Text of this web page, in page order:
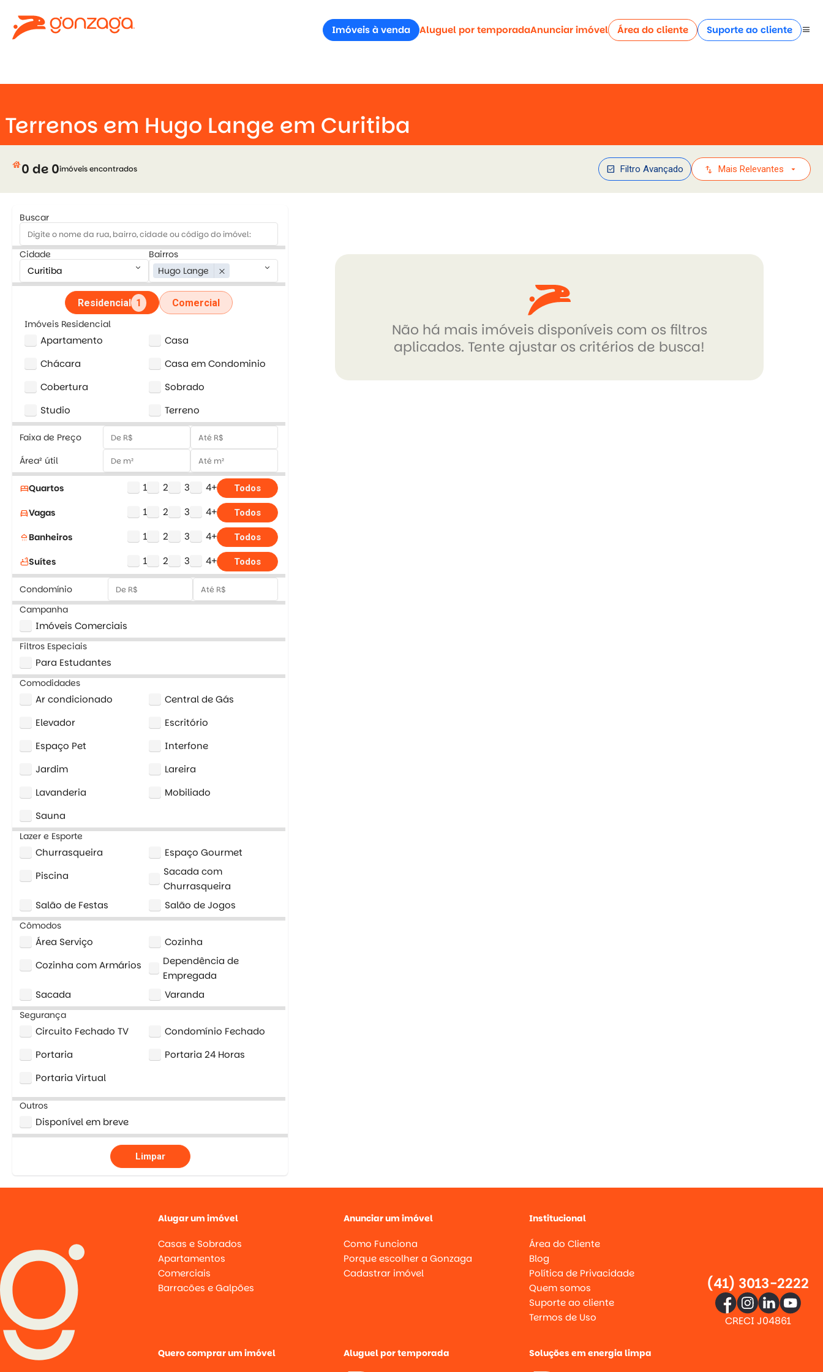
Imóveis à venda Aluguel por temporadaAnunciar imóvel Área do cliente Suporte ao cliente menu
Terrenos em Hugo Lange em Curitiba
house0 de 0imóveis encontrados check_box Filtro Avançado swap_vert Mais Relevantes arrow_drop_down
Buscar
Cidade
keyboard_arrow_down
Bairros
Hugo Lange
close keyboard_arrow_down
Residencial 1 Comercial
Imóveis Residencial
Apartamento
Casa
Chácara
Casa em Condominio
Cobertura
Sobrado
Studio
Terreno
Faixa de Preço
Área² útil
bedQuartos 1 2 3 4+ Todos
directions_carVagas 1 2 3 4+ Todos
shower Banheiros 1 2 3 4+ Todos
bathtubSuítes 1 2 3 4+ Todos
Condomínio
Campanha
Imóveis Comerciais
Filtros Especiais
Para Estudantes
Comodidades
Ar condicionado
Central de Gás
Elevador
Escritório
Espaço Pet
Interfone
Jardim
Lareira
Lavanderia
Mobiliado
Sauna
Lazer e Esporte
Churrasqueira
Espaço Gourmet
Piscina
Sacada com
Churrasqueira
Salão de Festas
Salão de Jogos
Cômodos
Área Serviço
Cozinha
Cozinha com Armários
Dependência de
Empregada
Sacada
Varanda
Segurança
Circuito Fechado TV
Condomínio Fechado
Portaria
Portaria 24 Horas
Portaria Virtual
Outros
Disponível em breve
Limpar
Não há mais imóveis disponíveis com os filtros
aplicados. Tente ajustar os critérios de busca!
Alugar um imóvel
Casas e Sobrados
Apartamentos
Comerciais
Barracões e Galpões
Anunciar um imóvel
Como Funciona
Porque escolher a Gonzaga
Cadastrar imóvel
Institucional
Área do Cliente
Blog
Política de Privacidade
Quem somos
Suporte ao cliente
Termos de Uso
Quero comprar um imóvel Aluguel por temporada Soluções em energia limpa
(41) 3013-2222
CRECI J04861